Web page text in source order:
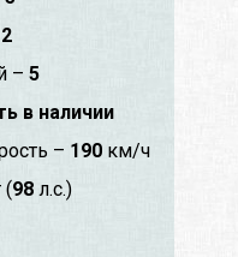
2
– 5
в наличии
– 190 км/ч
(98 л.с.)